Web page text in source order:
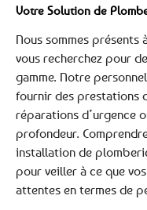
Votre Solution de
Nous sommes
vous recherchez pour
gamme. Notre
fournir des prestations
réparations d’urgence
profondeur.
installation de
pour veiller à ce que
attentes en termes de